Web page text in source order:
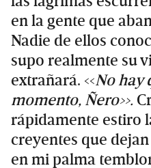
en la gente que
Nadie de ellos
supo realmente su
extrañará. <<No hay
momento, Ñero>>.
rápidamente estiro
creyentes que
en mi palma